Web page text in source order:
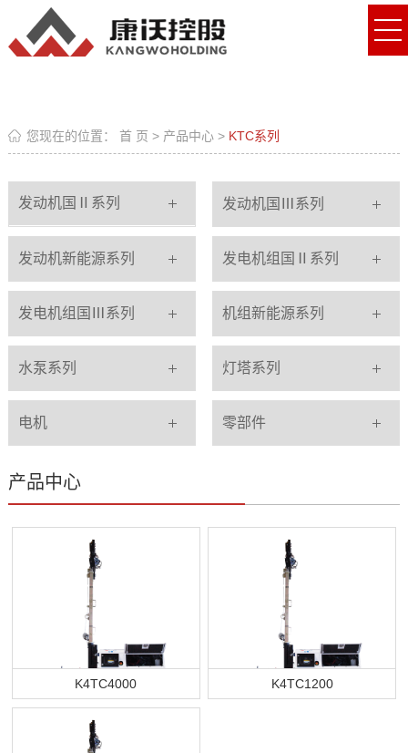
您现在的位置： 首 页 > 产品中心> KTC系列
发动机国Ⅱ系列 发动机国Ⅲ系列
发动机新能源系列 发电机组国Ⅱ系列
发电机组国Ⅲ系列 机组新能源系列
水泵系列 灯塔系列
电机 零部件
产品中心
K4TC4000 K4TC1200